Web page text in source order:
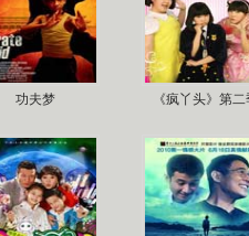
功夫梦 《疯丫头》第二